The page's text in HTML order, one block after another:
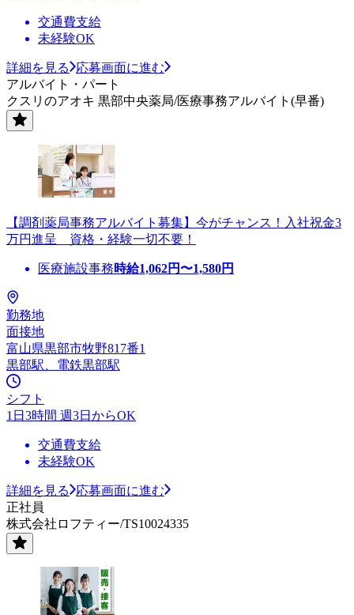
交通費支給
未経験OK
詳細を見る
応募画面に進む
アルバイト・パート
クスリのアオキ 黒部中央薬局/医療事務アルバイト(早番)
【調剤薬局事務アルバイト募集】今がチャンス！入社祝金3
万円進呈 資格・経験一切不要！
医療施設事務時給1,062円〜1,580円
勤務地
面接地
富山県黒部市牧野817番1
黒部駅、電鉄黒部駅
シフト
1日3時間 週3日からOK
交通費支給
未経験OK
詳細を見る
応募画面に進む
正社員
株式会社ロフティー/TS10024335